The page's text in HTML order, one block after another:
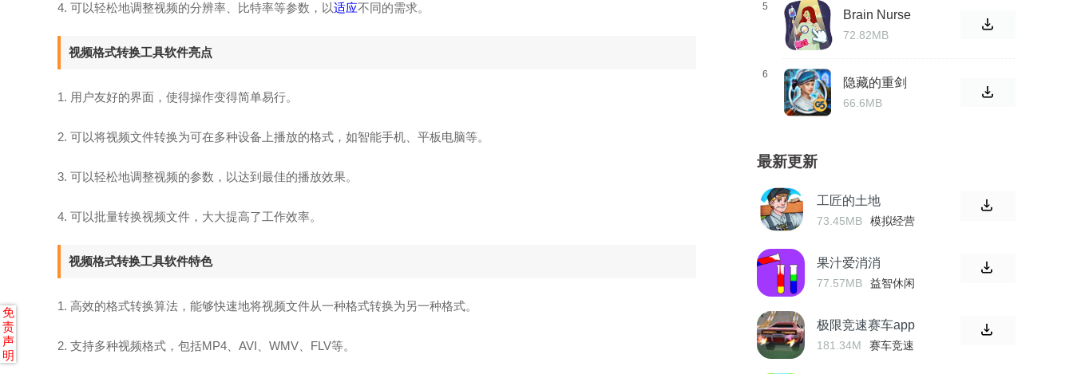
4. 可以轻松地调整视频的分辨率、比特率等参数，以适应不同的需求。
视频格式转换工具软件亮点
1. 用户友好的界面，使得操作变得简单易行。
2. 可以将视频文件转换为可在多种设备上播放的格式，如智能手机、平板电脑等。
3. 可以轻松地调整视频的参数，以达到最佳的播放效果。
4. 可以批量转换视频文件，大大提高了工作效率。
视频格式转换工具软件特色
1. 高效的格式转换算法，能够快速地将视频文件从一种格式转换为另一种格式。
2. 支持多种视频格式，包括MP4、AVI、WMV、FLV等。
5
Brain Nurse
Naughty
Puzzle Tricky
72.82MB
6
隐藏的重剑
66.6MB
最新更新
工匠的土地
73.45MB 模拟经营
果汁爱消消
77.57MB 益智休闲
极限竞速赛车app
181.34M 赛车竞速
免
责
声
明